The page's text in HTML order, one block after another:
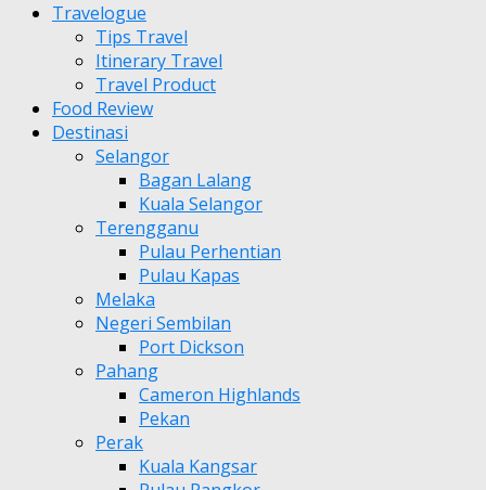
Travelogue
Tips Travel
Itinerary Travel
Travel Product
Food Review
Destinasi
Selangor
Bagan Lalang
Kuala Selangor
Terengganu
Pulau Perhentian
Pulau Kapas
Melaka
Negeri Sembilan
Port Dickson
Pahang
Cameron Highlands
Pekan
Perak
Kuala Kangsar